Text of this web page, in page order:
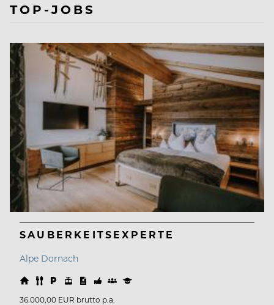
TOP-JOBS
SAUBERKEITSEXPERTE
Alpe Dornach
36.000,00 EUR brutto p.a.